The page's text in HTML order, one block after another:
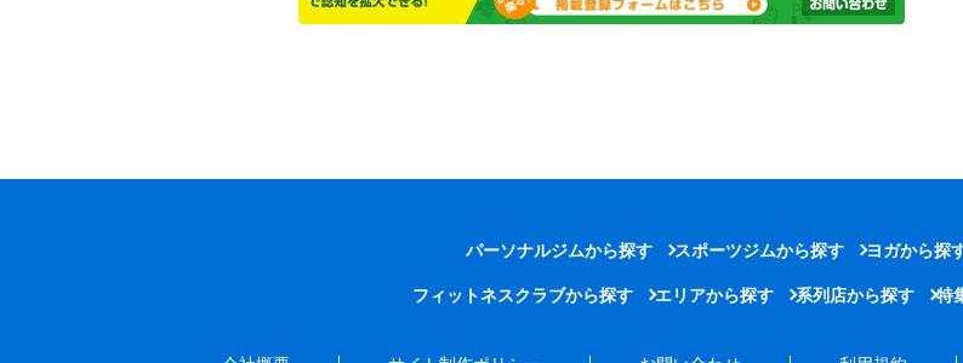
パーソナルジムから探す スポーツジムから探す ヨガから探
フィットネスクラブから探す エリアから探す 系列店から探す 特